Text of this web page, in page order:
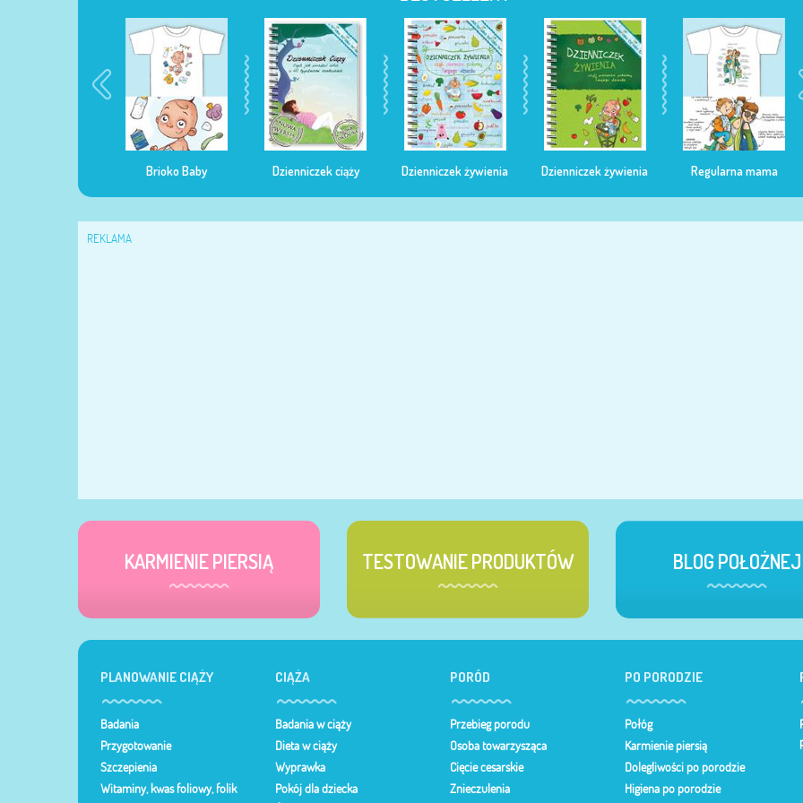
Brioko Baby Dzienniczek ciąży Dzienniczek żywienia Dzienniczek żywienia Regularna mama
REKLAMA
KARMIENIE PIERSIĄ TESTOWANIE PRODUKTÓW BLOG POŁOŻNEJ
PLANOWANIE CIĄŻY
Badania
Przygotowanie
Szczepienia
Witaminy, kwas foliowy, folik
CIĄŻA
Badania w ciąży
Dieta w ciąży
Wyprawka
Pokój dla dziecka
PORÓD
Przebieg porodu
Osoba towarzysząca
Cięcie cesarskie
Znieczulenia
PO PORODZIE
Połóg
Karmienie piersią
Dolegliwości po porodzie
Higiena po porodzie